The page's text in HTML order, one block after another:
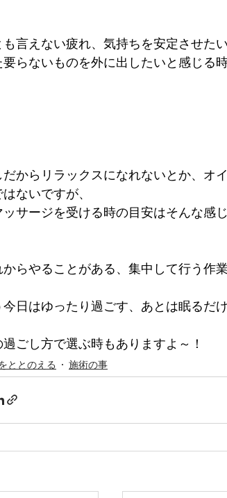
も言えない疲れ、気持ちを安定させた
要らないものを外に出したいと感じる
だからリラックスになれないとか、オ
ないですが、
ッサージを受ける時の目安はそんな感
からやることがある、集中して行う
今日はゆったり過ごす、あとは眠る
ごし方で選ぶ時もありますよ～！
ととのえる 施術の事